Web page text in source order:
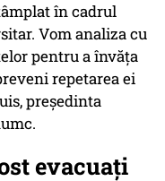
în cadrul
Vom analiza cu
pentru a învăța
repetarea ei
președinta
evacuați